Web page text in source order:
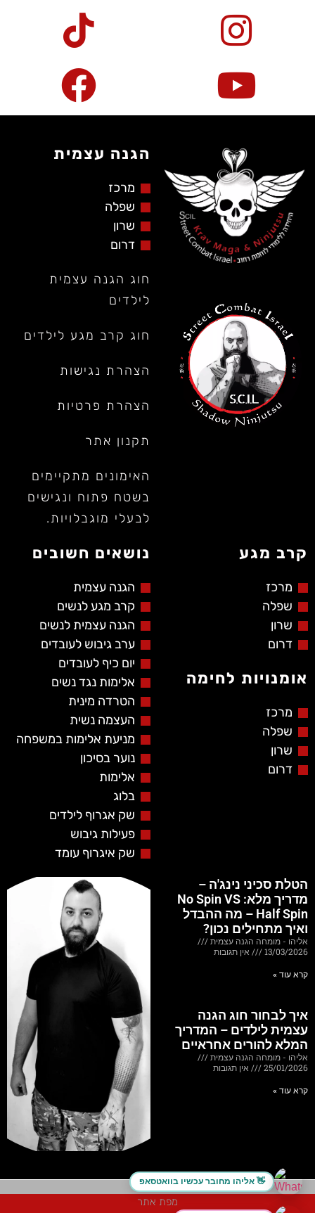
הגנה עצמית
מרכז
שפלה
שרון
דרום
חוג הגנה עצמית
לילדים
חוג קרב מגע לילדים
הצהרת נגישות
הצהרת פרטיות
תקנון אתר
האימונים מתקיימים
בשטח פתוח ונגישים
לבעלי מוגבלויות.
קרב מגע
מרכז
שפלה
שרון
דרום
אומנויות לחימה
מרכז
שפלה
שרון
דרום
נושאים חשובים
הגנה עצמית
קרב מגע לנשים
הגנה עצמית לנשים
ערב גיבוש לעובדים
יום כיף לעובדים
אלימות נגד נשים
הטרדה מינית
העצמה נשית
מניעת אלימות במשפחה
נוער בסיכון
אלימות
בלוג
שק אגרוף לילדים
פעילות גיבוש
שק איגרוף עומד
הטלת סכיני נינג'ה –
מדריך מלא: No Spin VS
Half Spin – מה ההבדל
ואיך מתחילים נכון?
אליהו - מומחה הגנה עצמית
13/03/2026
אין תגובות
קרא עוד »
איך לבחור חוג הגנה
עצמית לילדים – המדריך
המלא להורים אחראיים
אליהו - מומחה הגנה עצמית
25/01/2026
אין תגובות
קרא עוד »
מפת אתר
אליהו מחובר עכשיו בוואטסאפ 👋